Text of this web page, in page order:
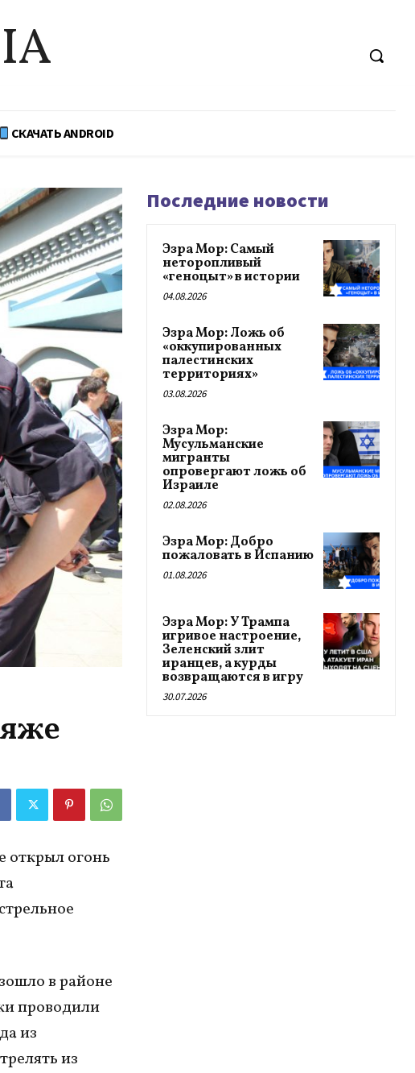
СКАЧАТЬ ANDROID
огонь
в районе
проводили
из
из
Последние новости
Эзра Мор: Самый
неторопливый
«геноцыт» в истории
04.08.2026
Эзра Мор: Ложь об
«оккупированных
палестинских
территориях»
03.08.2026
Эзра Мор:
Мусульманские
мигранты
опровергают ложь об
Израиле
02.08.2026
Эзра Мор: Добро
пожаловать в Испанию
01.08.2026
Эзра Мор: У Трампа
игривое настроение,
Зеленский злит
иранцев, а курды
возвращаются в игру
30.07.2026